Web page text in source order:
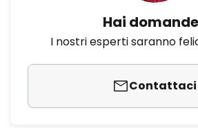
Hai
I nostri esperti saranno
Contattaci